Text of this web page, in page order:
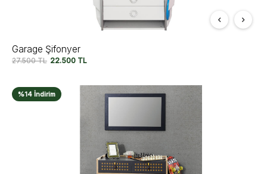
Garage Şifonyer
27.500TL 22.500 TL
%14 İndirim